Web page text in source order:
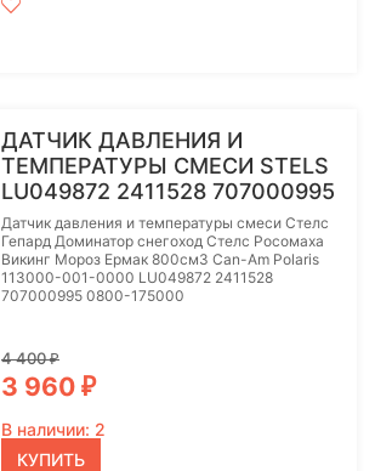
ДАТЧИК ДАВЛЕНИЯ И
ТЕМПЕРАТУРЫ СМЕСИ STELS
LU049872 2411528 707000995
Датчик давления и температуры смеси Стелс
Гепард Доминатор снегоход Стелс Росомаха
Викинг Мороз Ермак 800см3 Can-Am Polaris
113000-001-0000 LU049872 2411528
707000995 0800-175000
4 400₽
3 960 ₽
В наличии: 2
КУПИТЬ